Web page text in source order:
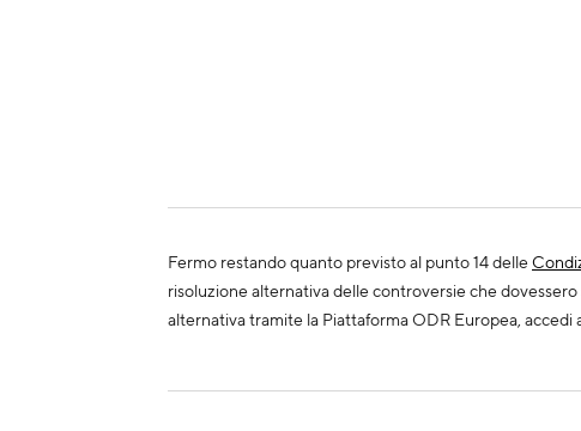
Fermo restando quanto previsto al punto 14 delle
risoluzione alternativa delle controversie che
alternativa tramite la Piattaforma ODR Europea,